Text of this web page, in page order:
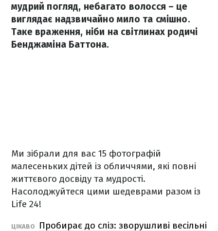
мудрий погляд, небагато волосся – це
виглядає надзвичайно мило та смішно.
Таке враження, ніби на світлинах родичі
Бенджаміна Баттона.
Ми зібрали для вас 15 фотографій
малесеньких дітей із обличчями, які повні
життєвого досвіду та мудрості.
Насолоджуйтеся цими шедеврами разом із
Life 24!
ЦІКАВО
Пробирає до сліз: зворушливі весільні